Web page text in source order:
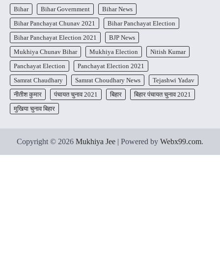
Bihar Bihar Government
Bihar News
Bihar Panchayat Chunav 2021
Bihar Panchayat Election
Bihar Panchayat Election 2021
BJP News
Mukhiya Chunav Bihar
Mukhiya Election
Nitish Kumar
Panchayat Election
Panchayat Election 2021
Samrat Chaudhary
Samrat Choudhary News
Tejashwi Yadav
नीतीश कुमार
पंचायत चुनाव 2021 बिहार
बिहार पंचायत चुनाव 2021
मुखिया चुनाव बिहार
Copyright © 2026 Mukhiya Jee | Powered by Webx99.com.